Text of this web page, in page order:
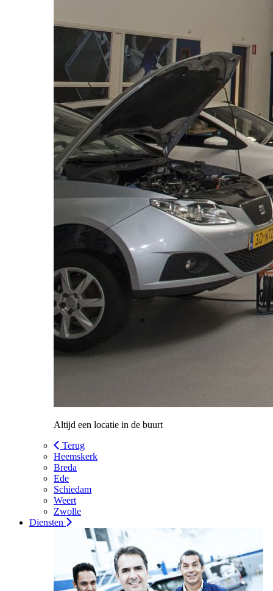
Altijd een locatie in de buurt
Terug
Heemskerk
Breda
Ede
Schiedam
Weert
Zwolle
Diensten